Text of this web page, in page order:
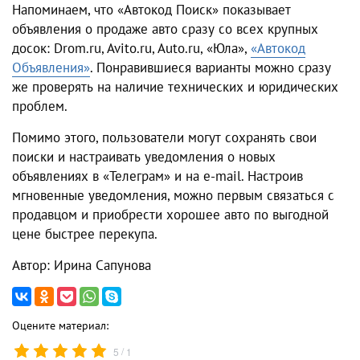
Напоминаем, что «Автокод Поиск» показывает
объявления о продаже авто сразу со всех крупных
досок: Drom.ru, Avito.ru, Auto.ru, «Юла», «Автокод
Объявления». Понравившиеся варианты можно сразу
же проверять на наличие технических и юридических
проблем.
Помимо этого, пользователи могут сохранять свои
поиски и настраивать уведомления о новых
объявлениях в «Телеграм» и на e-mail. Настроив
мгновенные уведомления, можно первым связаться с
продавцом и приобрести хорошее авто по выгодной
цене быстрее перекупа.
Автор: Ирина Сапунова
Оцените материал:
5 / 1